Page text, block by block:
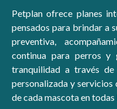
Petplan ofrece planes
pensados para brindar a
preventiva,
continua para perros y
tranquilidad a través
personalizada y servicios
de cada mascota en todas